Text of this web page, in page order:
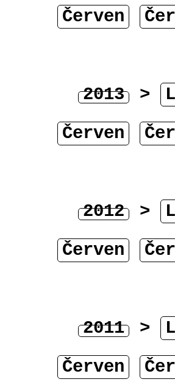
Červen
2013 >
Červen
2012 >
Červen
2011 >
Červen